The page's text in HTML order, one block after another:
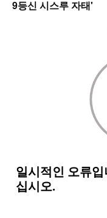
9등신 시스루 자태'